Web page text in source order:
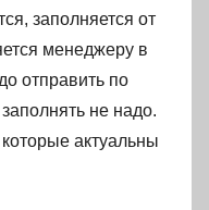
заполняется от
менеджеру в
отправить по
не надо.
актуальны